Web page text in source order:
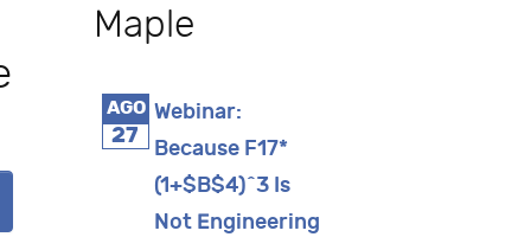
Maple
AGO
27
Webinar:
Because F17*
(1+$B$4)^3 Is
Not Engineering